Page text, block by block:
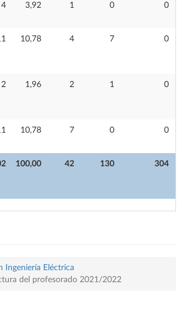
100,00 42 130 304
4 3,92 1 0 0
10,78 4 7 0
2 1,96 2 1 0
10,78 7 0 0
Ingeniería Eléctrica
del profesorado 2021/2022